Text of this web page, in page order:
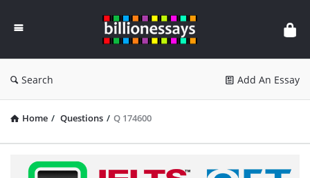
Essays
Search Add An Essay
Home / Questions / Q 174600